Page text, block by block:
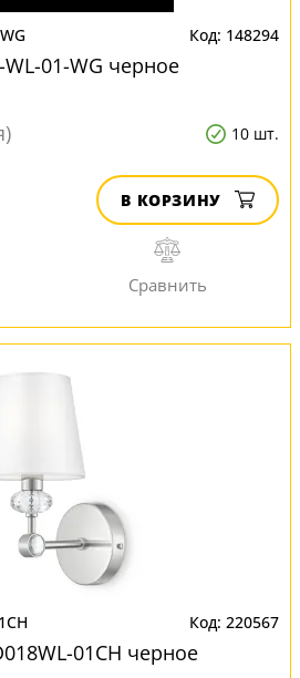
148294
01-WG черное
10 шт.
В КОРЗИНУ
220567
01CH черное